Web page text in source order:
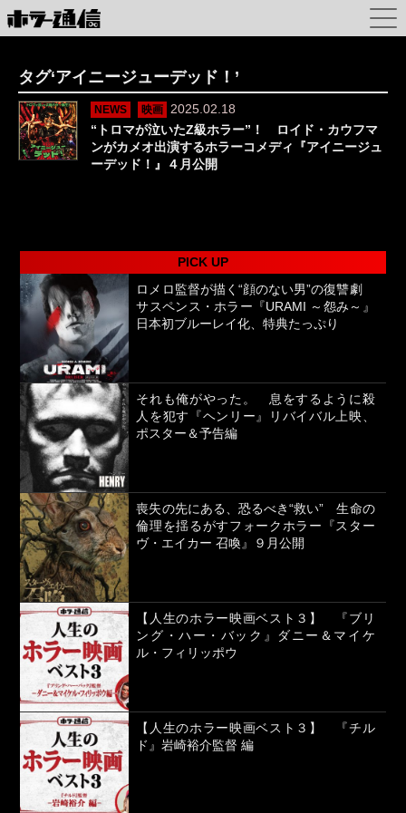
タグ‘アイニージューデッド！’
NEWS 映画
2025.02.18
“トロマが泣いたZ級ホラー”！ ロイド・カウフマ
ンがカメオ出演するホラーコメディ『アイニージュ
ーデッド！』４月公開
PICK UP
ロメロ監督が描く“顔のない男”の復讐劇
サスペンス・ホラー『URAMI ～怨み～』
日本初ブルーレイ化、特典たっぷり
それも俺がやった。 息をするように殺
人を犯す『ヘンリー』リバイバル上映、
ポスター＆予告編
喪失の先にある、恐るべき“救い” 生命の
倫理を揺るがすフォークホラー『スター
ヴ・エイカー 召喚』９月公開
【人生のホラー映画ベスト３】 『ブリ
ング・ハー・バック』ダニー＆マイケ
ル・フィリッポウ
【人生のホラー映画ベスト３】 『チル
ド』岩崎裕介監督 編